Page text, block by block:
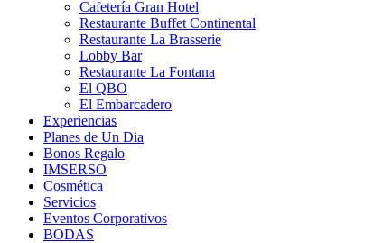
Cafetería Gran Hotel
Restaurante Buffet Continental
Restaurante La Brasserie
Lobby Bar
Restaurante La Fontana
El QBO
El Embarcadero
Experiencias
Planes de Un Dia
Bonos Regalo
IMSERSO
Cosmética
Servicios
Eventos Corporativos
BODAS